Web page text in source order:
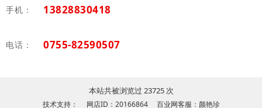
手机： 13828830418
电话： 0755-82590507
本站共被浏览过 23725 次
技术支持： 网店ID：20166864 百业网客服：颜艳珍